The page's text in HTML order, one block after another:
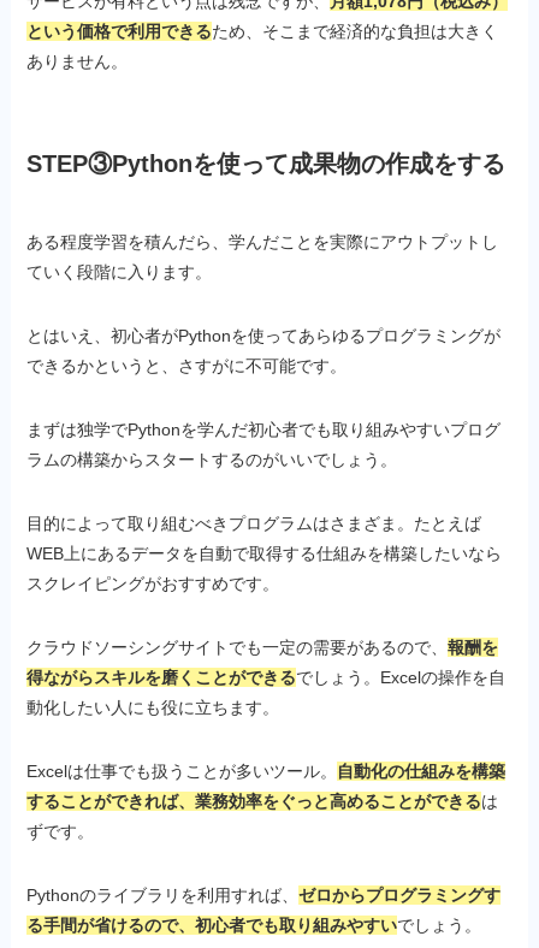
という価格で利用できるため、そこまで経済的な負担は大きく
ありません。
STEP③Pythonを使って成果物の作成をする
ある程度学習を積んだら、学んだことを実際にアウトプットし
ていく段階に入ります。
とはいえ、初心者がPythonを使ってあらゆるプログラミングが
できるかというと、さすがに不可能です。
まずは独学でPythonを学んだ初心者でも取り組みやすいプログ
ラムの構築からスタートするのがいいでしょう。
目的によって取り組むべきプログラムはさまざま。たとえば
WEB上にあるデータを自動で取得する仕組みを構築したいなら
スクレイピングがおすすめです。
クラウドソーシングサイトでも一定の需要があるので、報酬を
得ながらスキルを磨くことができるでしょう。Excelの操作を自
動化したい人にも役に立ちます。
Excelは仕事でも扱うことが多いツール。
自動化の仕組みを構築
することができれば、業務効率をぐっと高めることができるは
ずです。
Pythonのライブラリを利用すれば、ゼロからプログラミングす
る手間が省けるので、初心者でも取り組みやすいでしょう。